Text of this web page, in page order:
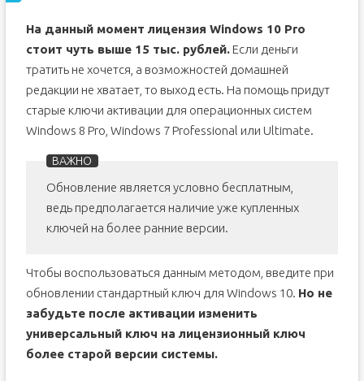
На данный момент лицензия Windows 10 Pro
стоит чуть выше 15 тыс. рублей.Если деньги
тратить не хочется, а возможностей домашней
редакции не хватает, то выход есть. На помощь придут
старые ключи активации для операционных систем
Windows 8 Pro, Windows 7 Professional или Ultimate.
Обновление является условно бесплатным,
ведь предполагается наличие уже купленных
ключей на более ранние версии.
Чтобы воспользоваться данным методом, введите при
обновлении стандартный ключ для Windows 10. Но не
забудьте после активации изменить
универсальный ключ на лицензионный ключ
более старой версии системы.